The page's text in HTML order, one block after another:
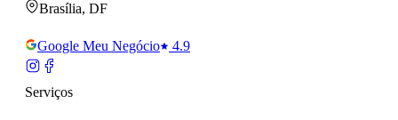
Brasília, DF
Google Meu Negócio 4.9
Serviços